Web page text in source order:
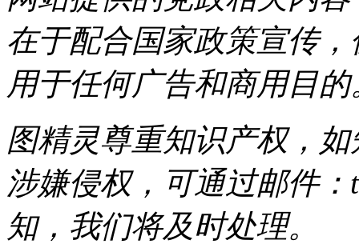
在于配合国家政策宣传
用于任何广告和商用目的
图精灵尊重知识产权，
涉嫌侵权，可通过邮件：
知，我们将及时处理。